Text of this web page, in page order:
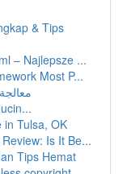
& Tips
– Najlepsze ...
Most P...
in Tulsa, OK
Is It Be...
Tips Hemat